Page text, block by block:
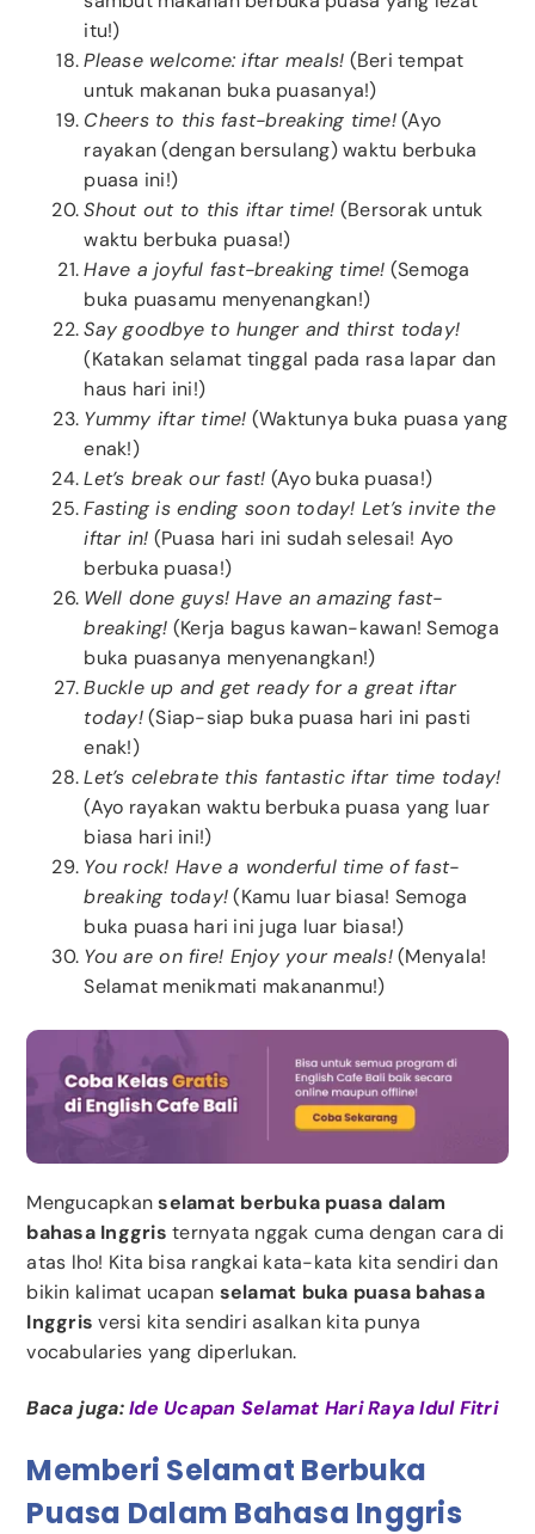
itu!)
Please welcome: iftar meals! (Beri tempat
untuk makanan buka puasanya!)
Cheers to this fast-breaking time!(Ayo
rayakan (dengan bersulang) waktu berbuka
puasa ini!)
Shout out to this iftar time! (Bersorak untuk
waktu berbuka puasa!)
Have a joyful fast-breaking time! (Semoga
buka puasamu menyenangkan!)
Say goodbye to hunger and thirst today!
(Katakan selamat tinggal pada rasa lapar dan
haus hari ini!)
Yummy iftar time! (Waktunya buka puasa yang
enak!)
Let’s break our fast! (Ayo buka puasa!)
Fasting is ending soon today! Let’s invite the
iftar in! (Puasa hari ini sudah selesai! Ayo
berbuka puasa!)
Well done guys! Have an amazing fast-
breaking! (Kerja bagus kawan-kawan! Semoga
buka puasanya menyenangkan!)
Buckle up and get ready for a great iftar
today!(Siap-siap buka puasa hari ini pasti
enak!)
Let’s celebrate this fantastic iftar time today!
(Ayo rayakan waktu berbuka puasa yang luar
biasa hari ini!)
You rock! Have a wonderful time of fast-
breaking today!(Kamu luar biasa! Semoga
buka puasa hari ini juga luar biasa!)
You are on fire! Enjoy your meals!(Menyala!
Selamat menikmati makananmu!)
Mengucapkanselamat berbuka puasa dalam
bahasa Inggris ternyata nggak cuma dengan cara di
atas lho! Kita bisa rangkai kata-kata kita sendiri dan
bikin kalimat ucapan selamat buka puasa bahasa
Inggris versi kita sendiri asalkan kita punya
vocabularies yang diperlukan.
Baca juga:Ide Ucapan Selamat Hari Raya Idul Fitri
Memberi Selamat Berbuka
Puasa Dalam Bahasa Inggris